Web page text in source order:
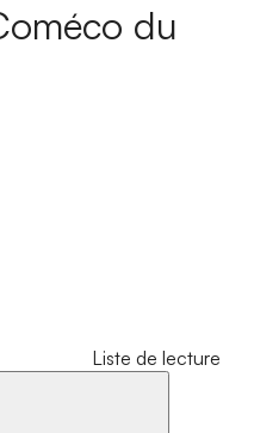
du
Liste de lecture